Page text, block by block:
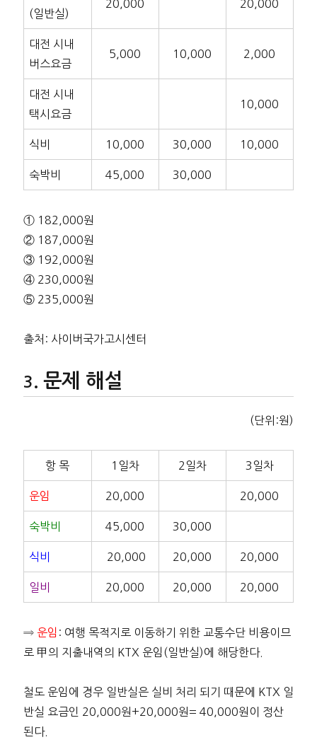
(일반실)
20,000 20,000
대전 시내
버스요금
5,000 10,000 2,000
대전 시내
택시요금
10,000
식비 10,000 30,000 10,000
숙박비 45,000 30,000
① 182,000원
② 187,000원
③ 192,000원
④ 230,000원
⑤ 235,000원
출처: 사이버국가고시센터
문제 해설
(단위:원)
항 목 1일차 2일차 3일차
운임 20,000 20,000
숙박비 45,000 30,000
식비 20,000 20,000 20,000
일비 20,000 20,000 20,000
⇒ 운임 : 여행 목적지로 이동하기 위한 교통수단 비용이므
로 甲의 지출내역의 KTX 운임(일반실)에 해당한다.
철도 운임에 경우 일반실은 실비 처리 되기 때문에 KTX 일
반실 요금인 20,000원+20,000원= 40,000원이 정산
된다.